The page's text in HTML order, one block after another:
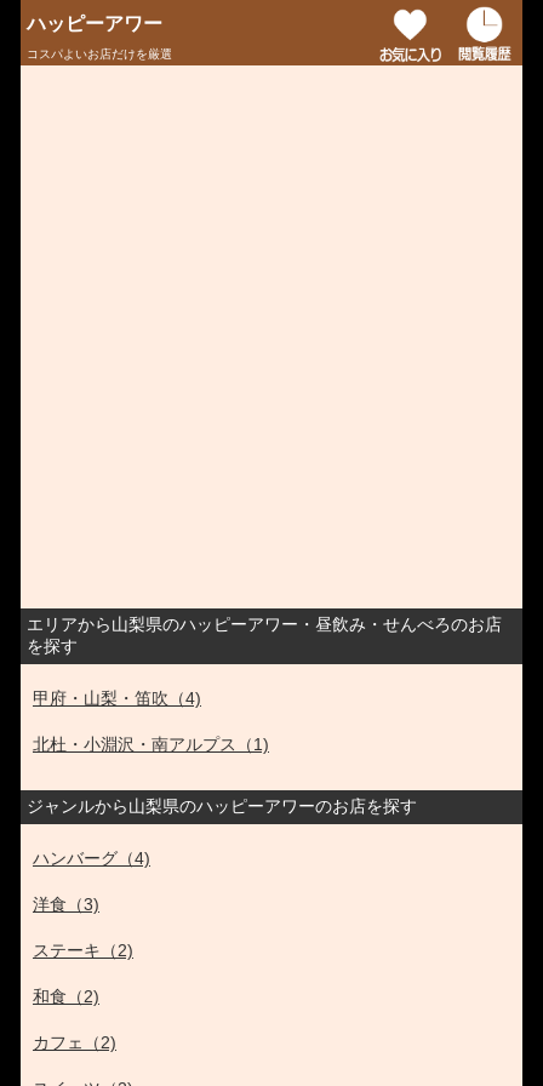
ハッピーアワー
コスパよいお店だけを厳選
エリアから山梨県のハッピーアワー・昼飲み・せんべろのお店
を探す
甲府・山梨・笛吹（4)
北杜・小淵沢・南アルプス（1)
ジャンルから山梨県のハッピーアワーのお店を探す
ハンバーグ（4)
洋食（3)
ステーキ（2)
和食（2)
カフェ（2)